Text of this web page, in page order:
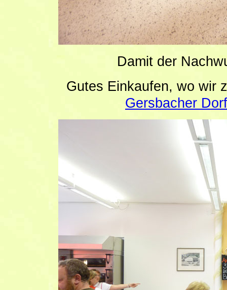
Damit der
Gutes Einkaufen, wo wir
Gersbacher